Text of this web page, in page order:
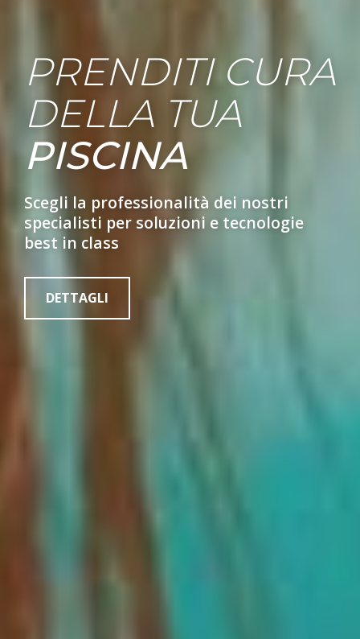
PRENDITI CURA
DELLA TUA
PISCINA
Scegli la professionalità dei nostri
specialisti per soluzioni e tecnologie
best in class
DETTAGLI